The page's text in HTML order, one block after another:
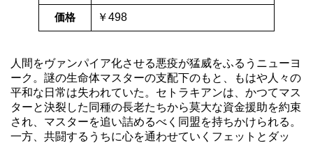
価格 ￥498
人間をヴァンパイア化させる悪疫が猛威をふるうニューヨ
ーク。謎の生命体マスターの支配下のもと、もはや人々の
平和な日常は失われていた。セトラキアンは、かつてマス
ターと決裂した同種の長老たちから莫大な資金援助を約束
され、マスターを追い詰めるべく同盟を持ちかけられる。
一方、共闘するうちに心を通わせていくフェットとダッ